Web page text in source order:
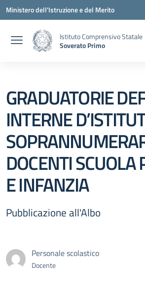
Vai ai contenuti
Vai al menu di navigazione
Vai al footer
Ministero dell'Istruzione e del Merito
Istituto Comprensivo Statale
Soverato Primo
GRADUATORIE
INTERNE
DOCENTI
E INFANZIA
Pubblicazione all'Albo
Personale scolastico
Docente